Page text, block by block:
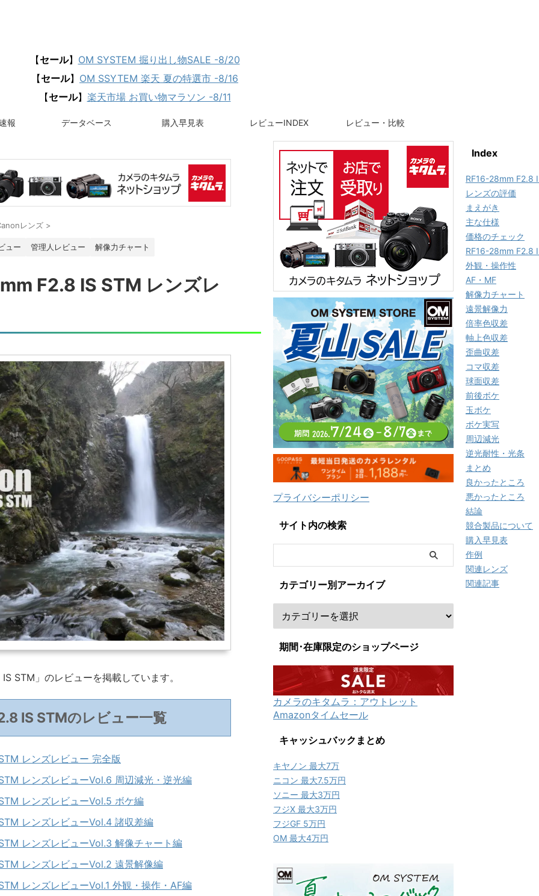
【セール】 OM SYSTEM 掘り出し物SALE -8/20
【セール】 OM SSYTEM 楽天 夏の特選市 -8/16
【セール】 楽天市場 お買い物マラソン -8/11
報 データベース 購入早見表 レビューINDEX レビュー・比較
レンズ >
ュー 管理人レビュー 解像力チャート
F2.8 IS STM レンズレ
STM」のレビューを掲載しています。
IS STMのレビュー一覧
レンズレビュー 完全版
レンズレビューVol.6 周辺減光・逆光編
レンズレビューVol.5 ボケ編
レンズレビューVol.4 諸収差編
レンズレビューVol.3 解像チャート編
レンズレビューVol.2 遠景解像編
レンズレビューVol.1 外観・操作・AF編
プライバシーポリシー
サイト内の検索
カテゴリー別アーカイブ
期間･在庫限定のショップページ
カメラのキタムラ：アウトレット
Amazonタイムセール
キャッシュバックまとめ
キヤノン 最大7万
ニコン 最大7.5万円
ソニー 最大3万円
フジX 最大3万円
フジGF 5万円
OM 最大4万円
Index
RF16-28mm F2.8
レンズの評価
まえがき
主な仕様
価格のチェック
RF16-28mm F2.8
外観・操作性
AF・MF
解像力チャート
遠景解像力
倍率色収差
軸上色収差
歪曲収差
コマ収差
球面収差
前後ボケ
玉ボケ
ボケ実写
周辺減光
逆光耐性・光条
まとめ
良かったところ
悪かったところ
結論
競合製品について
購入早見表
作例
関連レンズ
関連記事